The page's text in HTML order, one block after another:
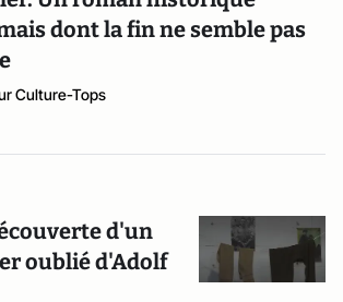
dont la fin ne semble pas
Culture-Tops
d'un
oublié d'Adolf